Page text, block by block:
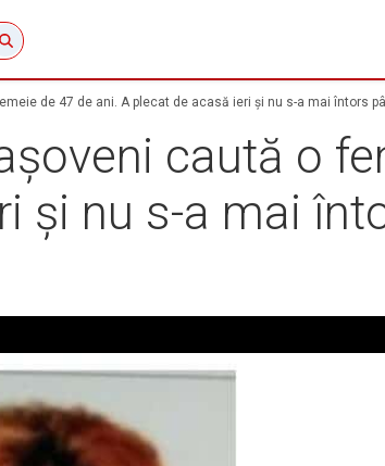
de 47 de ani. A plecat de acasă ieri și nu s-a mai întors
caută o
și nu s-a mai